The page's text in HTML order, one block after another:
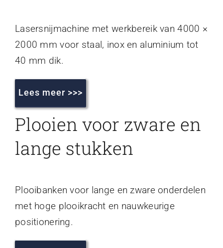
Lasersnijmachine met werkbereik van 4000 ×
2000 mm voor staal, inox en aluminium tot
40 mm dik.
Lees meer >>>
Plooien voor zware en
lange stukken
Plooibanken voor lange en zware onderdelen
met hoge plooikracht en nauwkeurige
positionering.